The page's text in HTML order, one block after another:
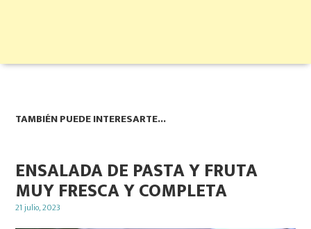
TAMBIÉN PUEDE INTERESARTE...
ENSALADA DE PASTA Y FRUTA
MUY FRESCA Y COMPLETA
Posted
21 julio, 2023